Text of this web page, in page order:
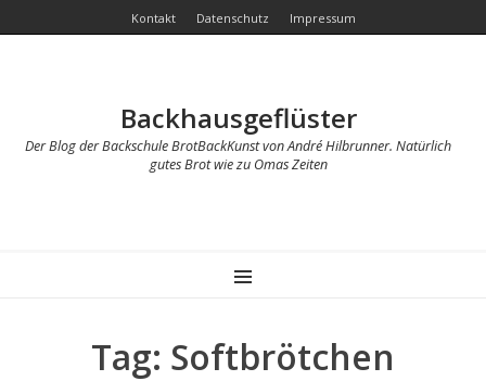
Kontakt Datenschutz Impressum
Backhausgeflüster
Der Blog der Backschule BrotBackKunst von André Hilbrunner. Natürlich
gutes Brot wie zu Omas Zeiten
MENU
Tag: Softbrötchen